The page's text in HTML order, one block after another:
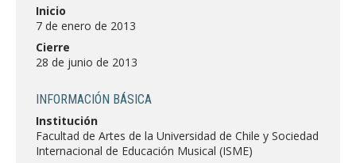
DEPARTAMENTOS
Estudiantes
Académicas/os
Inicio
7 de enero de 2013
Cierre
28 de junio de 2013
INFORMACIÓN BÁSICA
Institución
Facultad de Artes de la Universidad de Chile y Sociedad
Internacional de Educación Musical (ISME)